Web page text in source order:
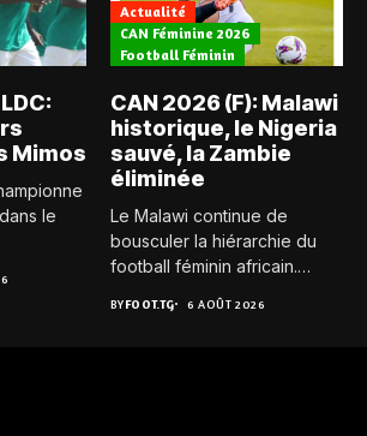
Mimos
le
Actualité
CAN Féminine 2026
Football Féminin
CAN 2026 (F): Malawi
historique, le Nigeria
sauvé, la Zambie
éliminée
Le Malawi continue de
bousculer la hiérarchie du
football féminin africain.
BYFOOT.TG 6 AOÛT 2026